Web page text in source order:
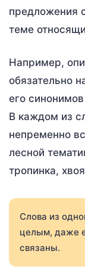
предложения
теме
Например,
обязательно
его
В каждом из
непременно
лесной
тропинка,
Слова из
целым, даже
связаны.